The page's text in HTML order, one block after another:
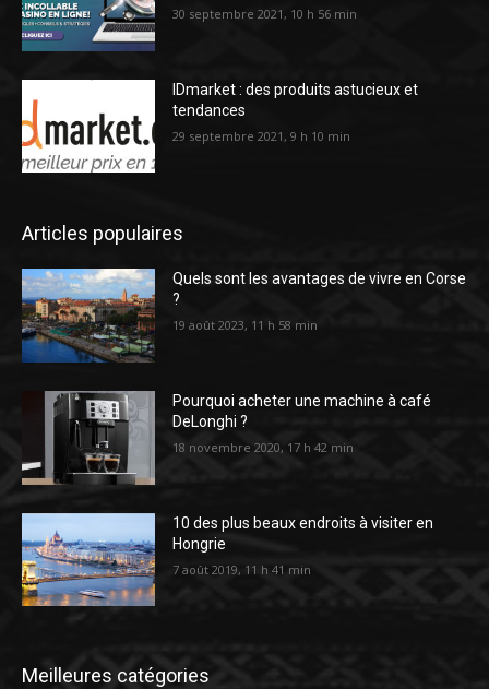
30 septembre 2021, 10 h 56 min
IDmarket : des produits astucieux et
tendances
29 septembre 2021, 9 h 10 min
Articles populaires
Quels sont les avantages de vivre en Corse
?
19 août 2023, 11 h 58 min
Pourquoi acheter une machine à café
DeLonghi ?
18 novembre 2020, 17 h 42 min
10 des plus beaux endroits à visiter en
Hongrie
7 août 2019, 11 h 41 min
Meilleures catégories